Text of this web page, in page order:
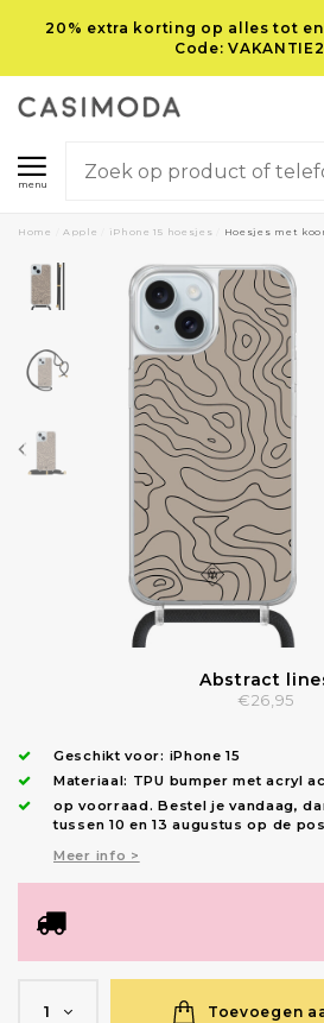
20% extra korting op alles tot
Code:
menu
Home Apple iPhone 15 hoesjes Hoesjes met
Abstract
€26,95
Geschikt voor: iPhone 15
Materiaal: TPU bumper met acryl
op voorraad.Bestel je vandaag,
tussen 10 en 13 augustus op de
Meer info >
1 Toevoegen